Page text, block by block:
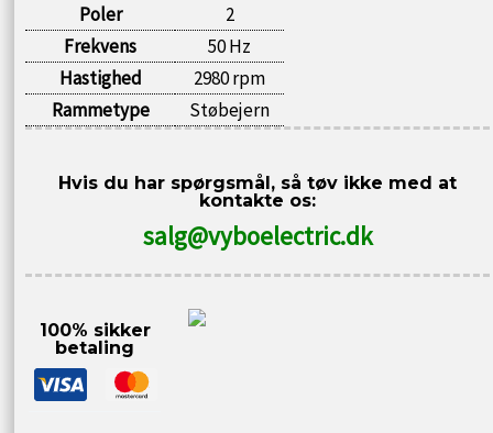
Poler
2
Frekvens
50 Hz
Hastighed
2980 rpm
Rammetype
Støbejern
Hvis du har spørgsmål, så tøv ikke med at
kontakte os:
salg@vyboelectric.dk
100% sikker
betaling